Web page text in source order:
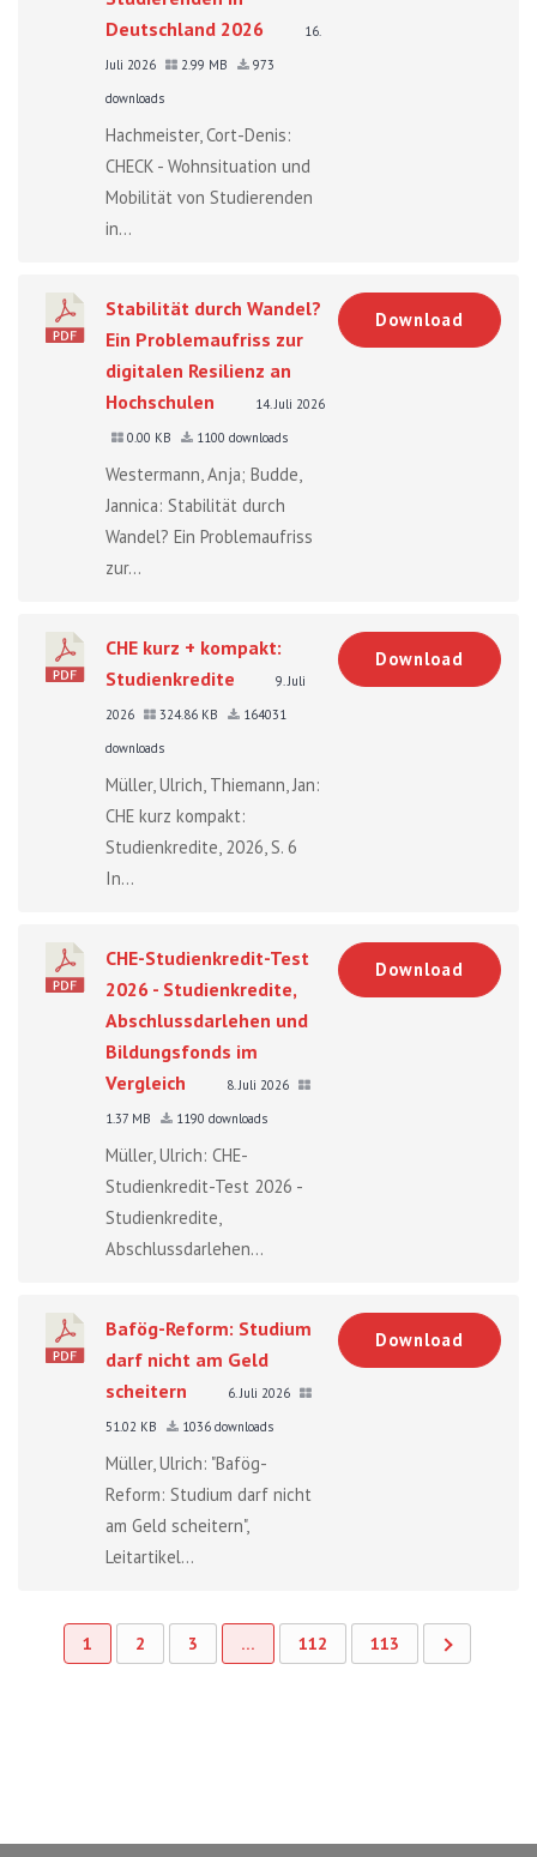
Deutschland 2026
16.
Juli 2026
2.99 MB
973
downloads
Hachmeister, Cort-Denis:
CHECK - Wohnsituation und
Mobilität von Studierenden
in...
Stabilität durch Wandel?
Ein Problemaufriss zur
digitalen Resilienz an
Hochschulen
14. Juli 2026
0.00 KB
1100 downloads
Westermann, Anja; Budde,
Jannica: Stabilität durch
Wandel? Ein Problemaufriss
zur...
Download
CHE kurz + kompakt:
Studienkredite
9. Juli
2026
324.86 KB
164031
downloads
Müller, Ulrich, Thiemann, Jan:
CHE kurz kompakt:
Studienkredite, 2026, S. 6
In...
Download
CHE-Studienkredit-Test
2026 - Studienkredite,
Abschlussdarlehen und
Bildungsfonds im
Vergleich
8. Juli 2026
1.37 MB
1190 downloads
Müller, Ulrich: CHE-
Studienkredit-Test 2026 -
Studienkredite,
Abschlussdarlehen...
Download
Bafög-Reform: Studium
darf nicht am Geld
scheitern
6. Juli 2026
51.02 KB
1036 downloads
Müller, Ulrich: "Bafög-
Reform: Studium darf nicht
am Geld scheitern",
Leitartikel...
Download
1 2 3 … 112 113